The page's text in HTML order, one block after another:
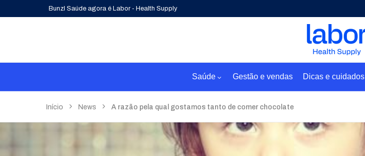
Bunzl Saúde agora é Labor - Health Supply
Saúde Gestão e vendas Dicas e cuidados
Início News A razão pela qual gostamos tanto de comer chocolate